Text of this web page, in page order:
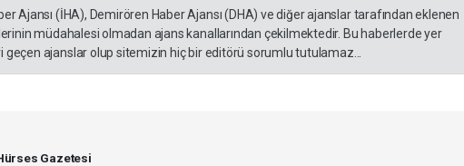
Ajansı (İHA), Demirören Haber Ajansı (DHA) ve diğer ajanslar tarafından eklenen
müdahalesi olmadan ajans kanallarından çekilmektedir. Bu haberlerde yer
ajanslar olup sitemizin hiç bir editörü sorumlu tutulamaz...
Gazetesi